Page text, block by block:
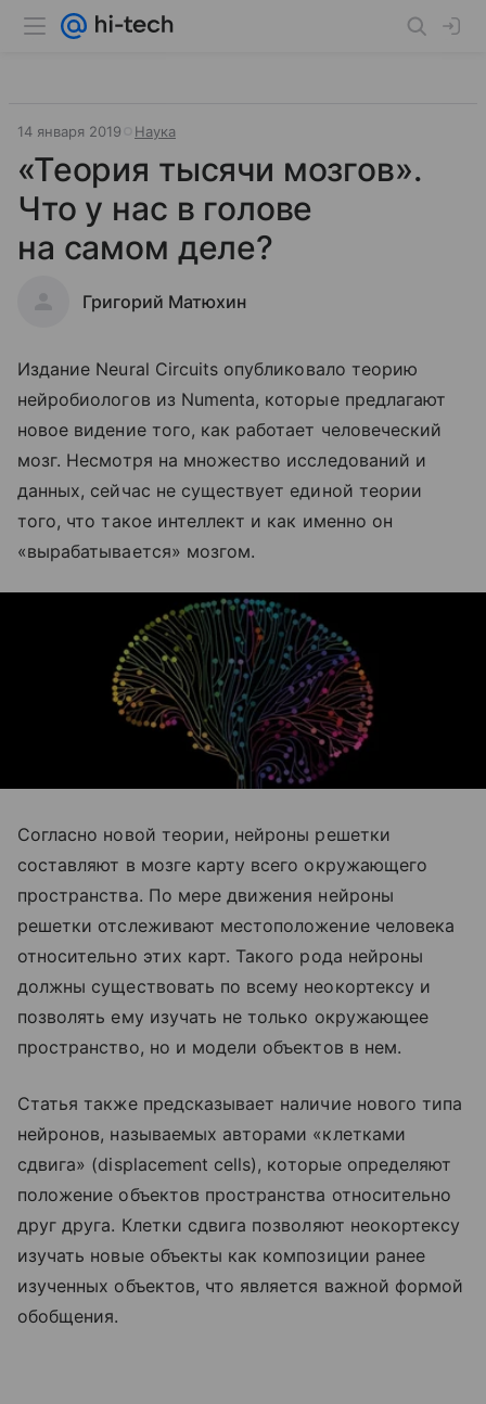
14 января 2019 Наука
«Теория тысячи мозгов».
Что у нас в голове
на самом деле?
Григорий Матюхин
Издание Neural Circuits опубликовало теорию
нейробиологов из Numenta, которые предлагают
новое видение того, как работает человеческий
мозг. Несмотря на множество исследований и
данных, сейчас не существует единой теории
того, что такое интеллект и как именно он
«вырабатывается» мозгом.
Согласно новой теории, нейроны решетки
составляют в мозге карту всего окружающего
пространства. По мере движения нейроны
решетки отслеживают местоположение человека
относительно этих карт. Такого рода нейроны
должны существовать по всему неокортексу и
позволять ему изучать не только окружающее
пространство, но и модели объектов в нем.
Статья также предсказывает наличие нового типа
нейронов, называемых авторами «клетками
сдвига» (displacement cells), которые определяют
положение объектов пространства относительно
друг друга. Клетки сдвига позволяют неокортексу
изучать новые объекты как композиции ранее
изученных объектов, что является важной формой
обобщения.